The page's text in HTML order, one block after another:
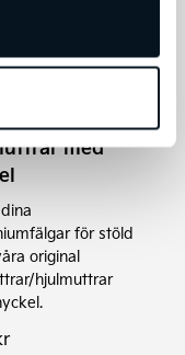
med
för stöld
original
hjulmuttrar